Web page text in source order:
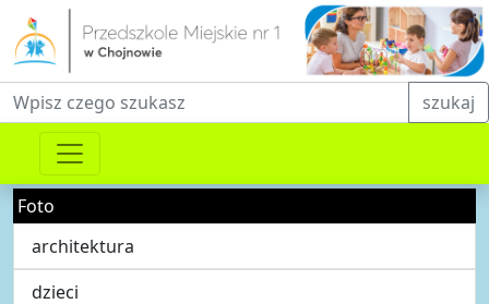
Fraza do wyszukiwania szukaj
Foto
architektura
dzieci